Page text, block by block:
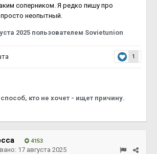
соперником. Я редко пишу про
неопытный.
2025 пользователем Sovietunion
1
кто не хочет - ищет причину.
4153
17 августа 2025